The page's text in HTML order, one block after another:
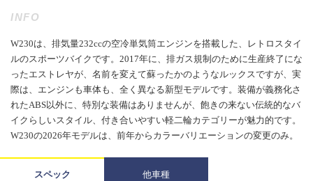
INFO
W230は、排気量232ccの空冷単気筒エンジンを搭載した、レトロスタイ
ルのスポーツバイクです。2017年に、排ガス規制のために生産終了にな
ったエストレヤが、名前を変えて蘇ったかのようなルックスですが、実
際は、エンジンも車体も、全く異なる新型モデルです。装備が義務化さ
れたABS以外に、特別な装備はありませんが、飽きの来ない伝統的なバ
イクらしいスタイル、付き合いやすい軽二輪カテゴリーが魅力的です。
W230の2026年モデルは、前年からカラーバリエーションの変更のみ。
スペック 他車種